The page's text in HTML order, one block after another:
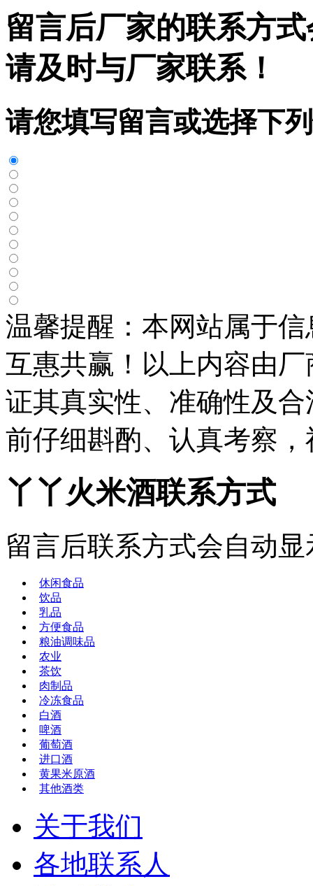
留言后厂家的联系方
请及时与厂家联系！
请您填写留言或选择下
温馨提醒：本网站属于
互惠共赢！以上内容由
证其真实性、准确性及
前仔细斟酌、认真考察
丫丫火米酒联系方式
留言后联系方式会自动显
休闲食品
饮品
乳品
方便食品
粮油调味品
农业
茶饮
肉制品
冷冻食品
白酒
啤酒
葡萄酒
进口酒
黄果米原酒
其他酒类
关于我们
各地联系人